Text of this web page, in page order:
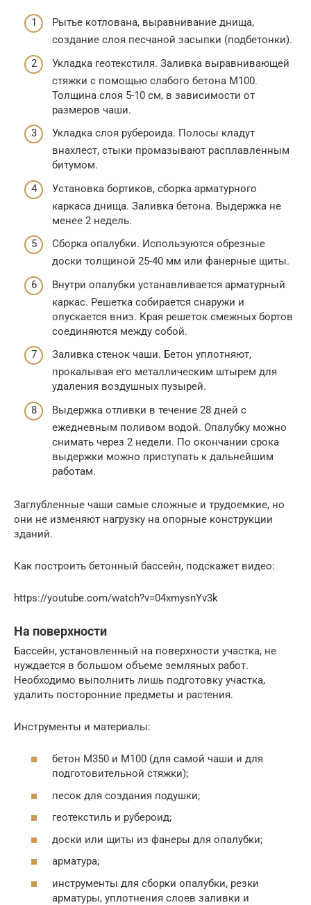
Рытье котлована, выравнивание днища,
создание слоя песчаной засыпки (подбетонки).
Укладка геотекстиля. Заливка выравнивающей
стяжки с помощью слабого бетона М100.
Толщина слоя 5-10 см, в зависимости от
размеров чаши.
Укладка слоя рубероида. Полосы кладут
внахлест, стыки промазывают расплавленным
битумом.
Установка бортиков, сборка арматурного
каркаса днища. Заливка бетона. Выдержка не
менее 2 недель.
Сборка опалубки. Используются обрезные
доски толщиной 25-40 мм или фанерные щиты.
Внутри опалубки устанавливается арматурный
каркас. Решетка собирается снаружи и
опускается вниз. Края решеток смежных бортов
соединяются между собой.
Заливка стенок чаши. Бетон уплотняют,
прокалывая его металлическим штырем для
удаления воздушных пузырей.
Выдержка отливки в течение 28 дней с
ежедневным поливом водой. Опалубку можно
снимать через 2 недели. По окончании срока
выдержки можно приступать к дальнейшим
работам.
Заглубленные чаши самые сложные и трудоемкие, но
они не изменяют нагрузку на опорные конструкции
зданий.
Как построить бетонный бассейн, подскажет видео:
https://youtube.com/watch?v=04xmysnYv3k
На поверхности
Бассейн, установленный на поверхности участка, не
нуждается в большом объеме земляных работ.
Необходимо выполнить лишь подготовку участка,
удалить посторонние предметы и растения.
Инструменты и материалы:
бетон М350 и М100 (для самой чаши и для
подготовительной стяжки);
песок для создания подушки;
геотекстиль и рубероид;
доски или щиты из фанеры для опалубки;
арматура;
инструменты для сборки опалубки, резки
арматуры, уплотнения слоев заливки и